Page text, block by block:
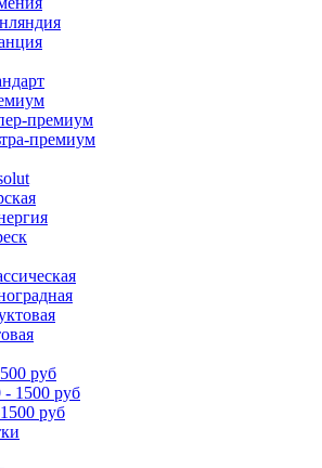
премиум
премиум
руб
- 1500 руб
руб